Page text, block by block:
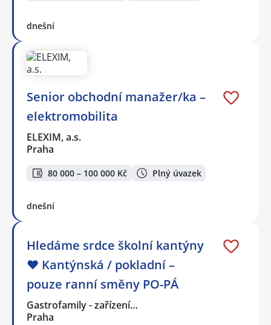
dnešní
Senior obchodní manažer/ka –
elektromobilita
ELEXIM, a.s.
Praha
80 000 – 100 000 Kč Plný úvazek
dnešní
Hledáme srdce školní kantýny
❤️ Kantýnská / pokladní –
pouze ranní směny PO-PÁ
Gastrofamily - zařízení…
Praha